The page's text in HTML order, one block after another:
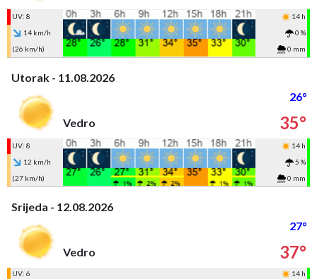
UV: 8
14 h
14 km/h
0 %
(26 km/h)
0 mm
Utorak - 11.08.2026
26°
Vedro
35°
UV: 8
14 h
12 km/h
5 %
(27 km/h)
0 mm
Srijeda - 12.08.2026
27°
Vedro
37°
UV: 6
14 h